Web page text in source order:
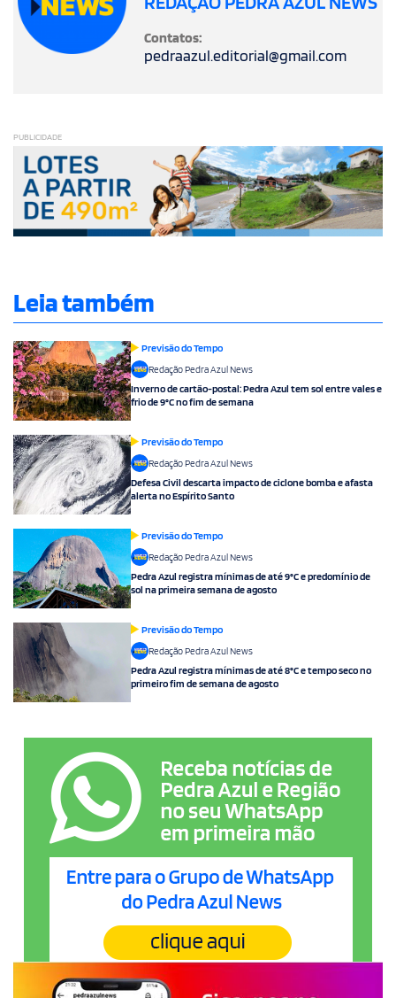
Contatos:
pedraazul.editorial@gmail.com
PUBLICIDADE
Leia também
Previsão do Tempo
Redação Pedra Azul News
Inverno de cartão-postal: Pedra Azul tem sol entre vales e
frio de 9°C no fim de semana
Previsão do Tempo
Redação Pedra Azul News
Defesa Civil descarta impacto de ciclone bomba e afasta
alerta no Espírito Santo
Previsão do Tempo
Redação Pedra Azul News
Pedra Azul registra mínimas de até 9°C e predomínio de
sol na primeira semana de agosto
Previsão do Tempo
Redação Pedra Azul News
Pedra Azul registra mínimas de até 8°C e tempo seco no
primeiro fim de semana de agosto